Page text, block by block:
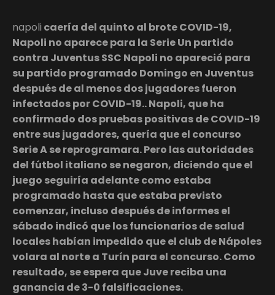
napoli caería del quinto al brote COVID-19,
Napoli no aparece para la Serie Un partido
contra Juventus SSC Napoli no apareció para
su partido programado Domingo en Juventus
después de al menos dos jugadores fueron
infectados por COVID-19.. Napoli, que ha
confirmado dos pruebas positivas de COVID-19
entre sus jugadores, quería que el concurso
Serie A se reprogramara. Pero las autoridades
del fútbol italiano se negaron, diciendo que el
juego seguiría adelante como estaba
programado hasta que estaba previsto
comenzar, incluso después de informes el
sábado indicó que los funcionarios de salud
locales habían impedido que el club de Nápoles
volara al norte a Turín para el concurso. Como
resultado, se espera que Juve reciba una
ganancia de 3-0 falsificaciones.